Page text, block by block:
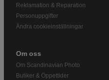
Reklamation & Reparation
Personuppgifter
Ändra cookieinställningar
Om oss
Om Scandinavian Photo
Butiker & Öppettider